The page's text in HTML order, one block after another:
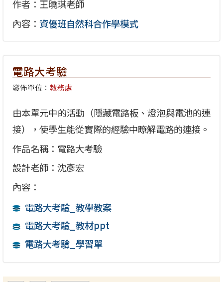
作者：王曉琪老師
內容：資優班自然科合作學模式
電路大考驗
發佈單位：教務處
由本單元中的活動（隱藏電路板、燈泡與電池的連
接），使學生能從實際的經驗中瞭解電路的連接。
作品名稱：電路大考驗
設計老師：沈彥宏
內容：
電路大考驗_教學教案
電路大考驗_教材ppt
電路大考驗_學習單